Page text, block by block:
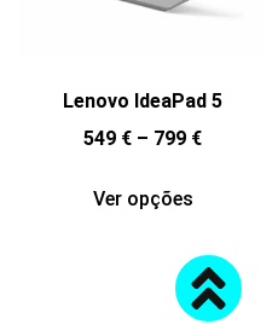
Lenovo IdeaPad 5
549 € – 799 €
Ver opções